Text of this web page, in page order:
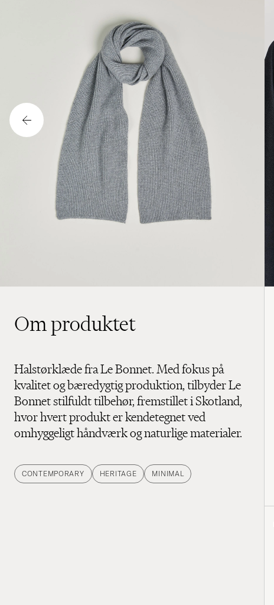
Om produktet
Halstørklæde fra Le Bonnet. Med fokus på
kvalitet og bæredygtig produktion, tilbyder Le
Bonnet stilfuldt tilbehør, fremstillet i Skotland,
hvor hvert produkt er kendetegnet ved
omhyggeligt håndværk og naturlige materialer.
CONTEMPORARY HERITAGE MINIMAL